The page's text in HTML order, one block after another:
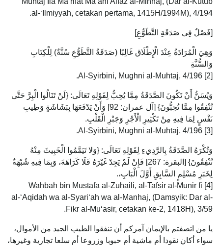
al-‘Ilmiyyah, cetakan pertama, 1415H/1994M), 4/194.
[فَصْلٌ فِي صَدَقَةِ التَّطَوُّعِ]
وَهِيَ الْمُرَادَةُ عِنْدَ الْإِطْلَاق غَالِبًا (صَدَقَةُ التَّطَوُّعِ سُنَّةٌ) لِلْكِتَابِ
وَالسُّنَّةِ
[2] Al-Syirbini, Mughni al-Muhtaj, 4/196.
وَيُسَنُّ أَنْ تَكُونَ الصَّدَقَةُ مِمَّا يُحِبُّ لِقَوْلِهِ تَعَالَى: {لَنْ تَنَالُوا الْبِرَّ حَتَّى
تُنْفِقُوا مِمَّا تُحِبُّونَ} [آل عمران: 92] وَأَنْ يَدْفَعَهَا بِبَشَاشَةٍ وَطِيبِ
نَفْسٍ لِمَا فِيهِ مِنْ تَكْثِيرِ الْأَجْرِ وَجَبْرِ الْقَلْبِ.
[3] Al-Syirbini, Mughni al-Muhtaj, 4/196.
وَتُكْرَهُ الصَّدَقَةُ بِالرَّدِيءِ لِقَوْلِهِ تَعَالَى: {وَلا تَيَمَّمُوا الْخَبِيثَ مِنْهُ
تُنْفِقُونَ} [البقرة: 267] فَإِنْ لَمْ يَجِدْ غَيْرَهُ فَلَا كَرَاهَةَ، وَبِمَا فِيهِ شُبْهَةٌ
لِخَبَرِ مُسْلِمٍ السَّابِقِ أَوَّلَ الْبَابِ،.
[4] Wahbah bin Mustafa al-Zuhaili, al-Tafsir al-Munir fi
al-‘Aqidah wa al-Syari‘ah wa al-Manhaj, (Damsyik: Dar al-
Fikr al-Mu‘asir, cetakan ke-2, 1418H), 3/59.
يا من اتصفتم بالإيمان آمركم أن تنفقوا الطيب الجيد من الأموال،
سواء أكان نقودا أم ماشية أم حبوبا وزروعا أم سلعا تجارية وغيرها،